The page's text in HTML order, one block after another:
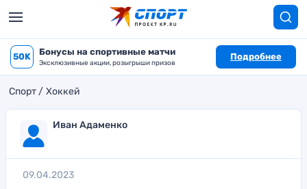
50K Бонусы на спортивные матчи
Эксклюзивные акции, розыгрыши призов
Подробнее
Спорт Хоккей
Иван Адаменко
09.04.2023